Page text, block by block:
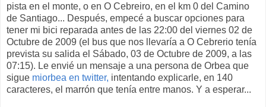
pista en el monte, o en O Cebreiro, en el km 0 del Camino
de Santiago... Después, empecé a buscar opciones para
tener mi bici reparada antes de las 22:00 del viernes 02 de
Octubre de 2009 (el bus que nos llevaría a O Cebrerio tenía
prevista su salida el Sábado, 03 de Octubre de 2009, a las
07:15). Le envié un mensaje a una persona de Orbea que
sigue miorbea en twitter, intentando explicarle, en 140
caracteres, el marrón que tenía entre manos. Y a esperar...